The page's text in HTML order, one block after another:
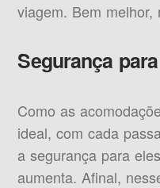
viagem. Bem melhor,
Segurança
Como as
ideal, com cada
a segurança para
aumenta. Afinal,